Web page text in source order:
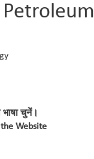
चुनें।
Website